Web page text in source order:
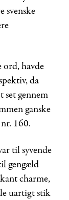
svenske
ord, havde
da
set gennem
ganske
160.
til syvende
gengæld
charme,
uartigt stik